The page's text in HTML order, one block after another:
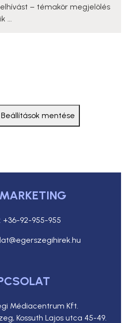
– témakör megjelölés
...
Beállítások mentése
+36-92-955-955
Médiacentrum Kft.
Kossuth Lajos utca 45-49.